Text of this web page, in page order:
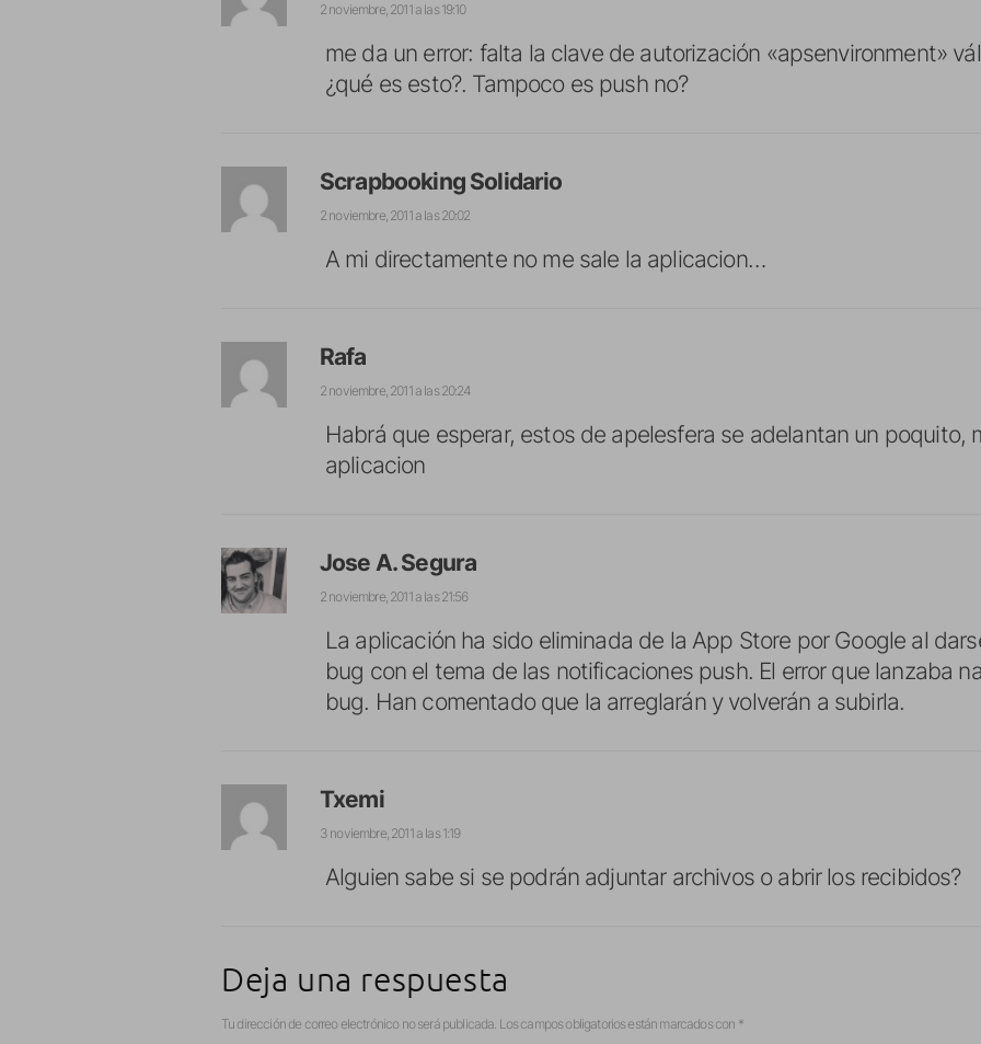
2 noviembre, 2011 a las 19:10
me da un error: falta la clave de autorización «apsenvironment»
¿qué es esto?. Tampoco es push no?
Scrapbooking Solidario
2 noviembre, 2011 a las 20:02
A mi directamente no me sale la aplicacion…
Rafa
2 noviembre, 2011 a las 20:24
Habrá que esperar, estos de apelesfera se adelantan un poquito,
aplicacion
Jose A. Segura
2 noviembre, 2011 a las 21:56
La aplicación ha sido eliminada de la App Store por Google al
bug con el tema de las notificaciones push. El error que lanzaba
bug. Han comentado que la arreglarán y volverán a subirla.
Txemi
3 noviembre, 2011 a las 1:19
Alguien sabe si se podrán adjuntar archivos o abrir los recibidos?
Deja una respuesta
Tu dirección de correo electrónico no será publicada. Los campos obligatorios están marcados con *